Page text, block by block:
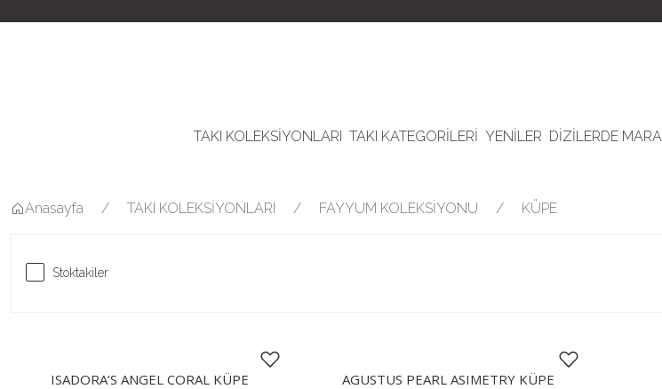
TAKI KOLEKSİYONLARI TAKI KATEGORİLERİ YENİLER DİZİLERDE MARA
Anasayfa TAKI KOLEKSİYONLARI FAYYUM KOLEKSİYONU KÜPE
Stoktakiler
ISADORA’S ANGEL CORAL KÜPE AGUSTUS PEARL ASIMETRY KÜPE